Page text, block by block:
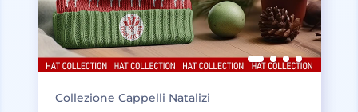
Collezione Cappelli Natalizi